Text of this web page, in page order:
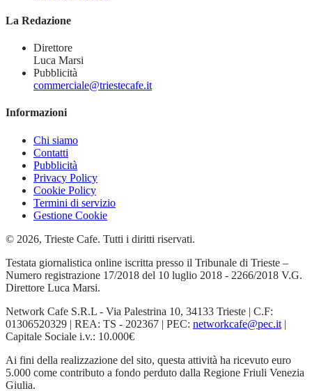
La Redazione
Direttore
Luca Marsi
Pubblicità
commerciale@triestecafe.it
Informazioni
Chi siamo
Contatti
Pubblicità
Privacy Policy
Cookie Policy
Termini di servizio
Gestione Cookie
© 2026, Trieste Cafe. Tutti i diritti riservati.
Testata giornalistica online iscritta presso il Tribunale di Trieste –
Numero registrazione 17/2018 del 10 luglio 2018 - 2266/2018 V.G.
Direttore Luca Marsi.
Network Cafe S.R.L - Via Palestrina 10, 34133 Trieste | C.F:
01306520329 | REA: TS - 202367 | PEC: networkcafe@pec.it |
Capitale Sociale i.v.: 10.000€
Ai fini della realizzazione del sito, questa attività ha ricevuto euro
5.000 come contributo a fondo perduto dalla Regione Friuli Venezia
Giulia.